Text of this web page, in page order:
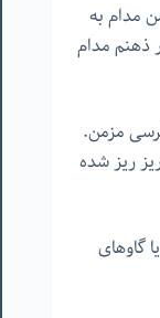
مدام به
ذهنم مدام
مزمن.
ریز شده
گاوهای